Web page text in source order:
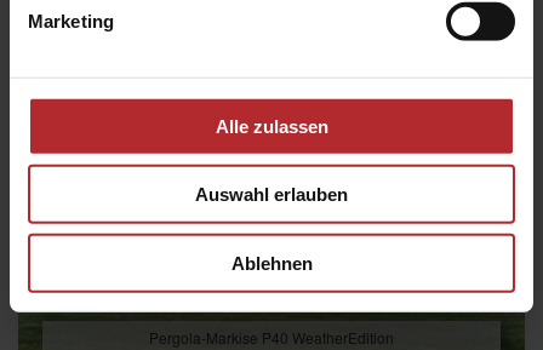
Marketing
Alle zulassen
Auswahl erlauben
Ablehnen
Pergola-Markise P40 WeatherEdition